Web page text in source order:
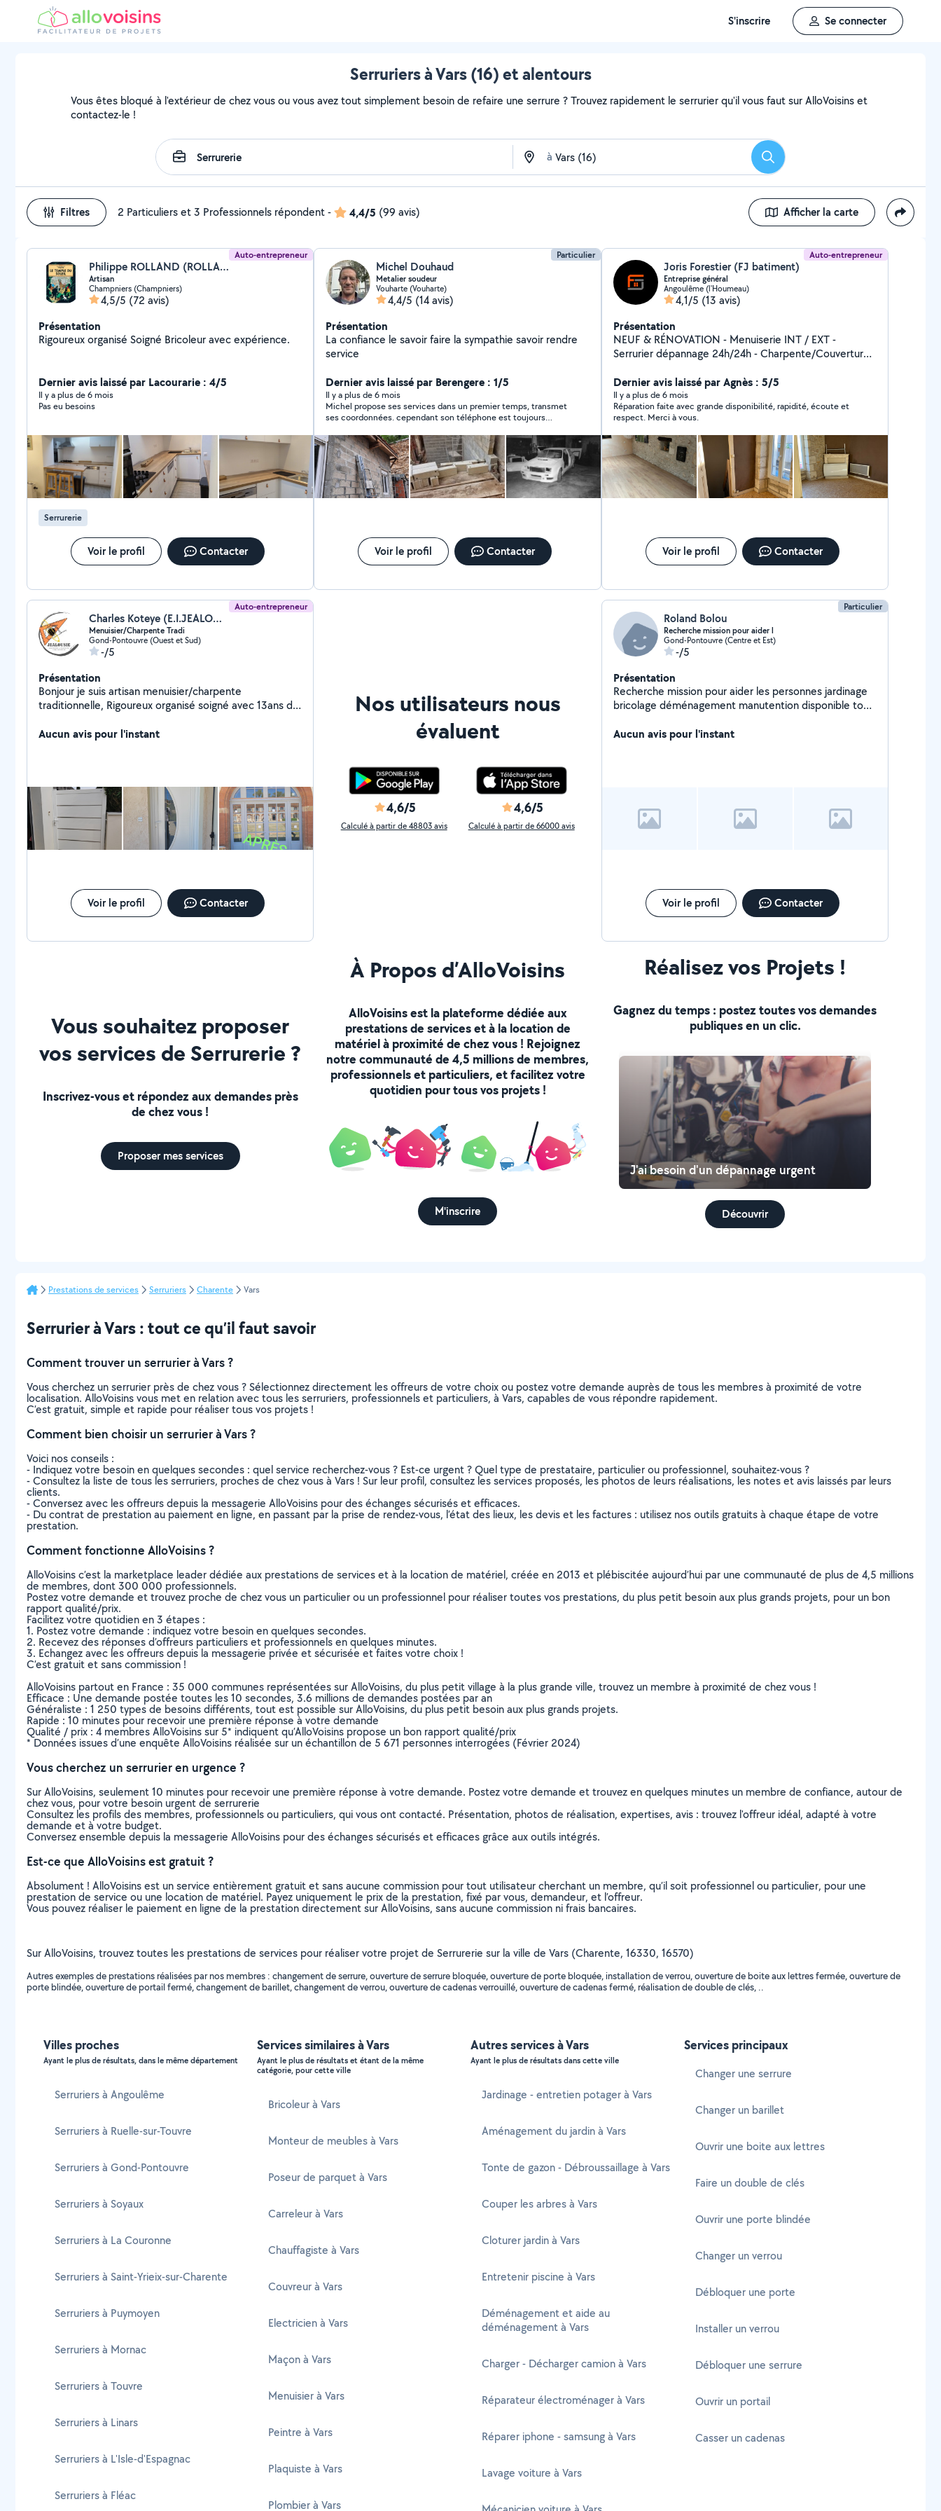
S'inscrire Se connecter
Serruriers à Vars (16) et alentours
Vous êtes bloqué à l'extérieur de chez vous ou vous avez tout simplement besoin de refaire une serrure ? Trouvez rapidement le serrurier qu'il vous faut sur AlloVoisins et
contactez-le !
à Rechercher
Filtres 2 Particuliers et 3 Professionnels répondent- 4,4/5 (99 avis) Afficher la carte
Auto-entrepreneur
Philippe ROLLAND (ROLLAND & CO MULTI SERVICES)
Artisan
Champniers (Champniers)
4,5/5 (72 avis)
Présentation
Rigoureux organisé Soigné Bricoleur avec expérience.
Dernier avis laissé par Lacourarie : 4/5
Il y a plus de 6 mois
Pas eu besoins
Serrurerie
Voir le profil Contacter
Particulier
Michel Douhaud
Metalier soudeur
Vouharte (Vouharte)
4,4/5 (14 avis)
Présentation
La confiance le savoir faire la sympathie savoir rendre
service
Dernier avis laissé par Berengere : 1/5
Il y a plus de 6 mois
Michel propose ses services dans un premier temps, transmet
ses coordonnées. cependant son téléphone est toujours
vivre et de respect ! bravo
Voir le profil Contacter
Auto-entrepreneur
Joris Forestier (FJ batiment)
Entreprise général
Angoulême (l'Houmeau)
4,1/5 (13 avis)
Présentation
NEUF & RÉNOVATION - Menuiserie INT / EXT -
Serrurier dépannage 24h/24h - Charpente/Couverture -
Dernier avis laissé par Agnès : 5/5
Il y a plus de 6 mois
Réparation faite avec grande disponibilité, rapidité, écoute et
respect. Merci à vous.
Voir le profil Contacter
Auto-entrepreneur
Charles Koteye (E.I.JEALOUSIE MENUISIER/CHARPENTE TRADI)
Menuisier/Charpente Tradi
Gond-Pontouvre (Ouest et Sud)
-/5
Présentation
Bonjour je suis artisan menuisier/charpente
traditionnelle, Rigoureux organisé soigné avec 13ans de
en Menuisiers, Charpente/Pose des Fenêtre/Ported
Aucun avis pour l'instant
Voir le profil Contacter
Nos utilisateurs nous
évaluent
4,6/5
Calculé à partir de 48803 avis
4,6/5
Calculé à partir de 66000 avis
Particulier
Roland Bolou
Recherche mission pour aider l
Gond-Pontouvre (Centre et Est)
-/5
Présentation
Recherche mission pour aider les personnes jardinage
bricolage déménagement manutention disponible tous
Aucun avis pour l'instant
Voir le profil Contacter
Vous souhaitez proposer
vos services de Serrurerie ?
Inscrivez-vous et répondez aux demandes près
de chez vous !
Proposer mes services
À Propos d’AlloVoisins
AlloVoisins est la plateforme dédiée aux
prestations de services et à la location de
matériel à proximité de chez vous ! Rejoignez
notre communauté de 4,5 millions de membres,
professionnels et particuliers, et facilitez votre
quotidien pour tous vos projets !
M'inscrire
Réalisez vos Projets !
Gagnez du temps : postez toutes vos demandes
publiques en un clic.
J'ai besoin d'un dépannage urgent
Découvrir
Prestations de services Serruriers Charente Vars
Serrurier à Vars : tout ce qu’il faut savoir
Comment trouver un serrurier à Vars ?
Vous cherchez un serrurier près de chez vous ? Sélectionnez directement les offreurs de votre choix ou postez votre demande auprès de tous les membres à proximité de votre
localisation. AlloVoisins vous met en relation avec tous les serruriers, professionnels et particuliers, à Vars, capables de vous répondre rapidement.
C’est gratuit, simple et rapide pour réaliser tous vos projets !
Comment bien choisir un serrurier à Vars ?
Voici nos conseils :
- Indiquez votre besoin en quelques secondes : quel service recherchez-vous ? Est-ce urgent ? Quel type de prestataire, particulier ou professionnel, souhaitez-vous ?
- Consultez la liste de tous les serruriers, proches de chez vous à Vars ! Sur leur profil, consultez les services proposés, les photos de leurs réalisations, les notes et avis laissés par leurs
clients.
- Conversez avec les offreurs depuis la messagerie AlloVoisins pour des échanges sécurisés et efficaces.
- Du contrat de prestation au paiement en ligne, en passant par la prise de rendez-vous, l’état des lieux, les devis et les factures : utilisez nos outils gratuits à chaque étape de votre
prestation.
Comment fonctionne AlloVoisins ?
AlloVoisins c’est la marketplace leader dédiée aux prestations de services et à la location de matériel, créée en 2013 et plébiscitée aujourd’hui par une communauté de plus de 4,5 millions
de membres, dont 300 000 professionnels.
Postez votre demande et trouvez proche de chez vous un particulier ou un professionnel pour réaliser toutes vos prestations, du plus petit besoin aux plus grands projets, pour un bon
rapport qualité/prix.
Facilitez votre quotidien en 3 étapes :
1. Postez votre demande : indiquez votre besoin en quelques secondes.
2. Recevez des réponses d’offreurs particuliers et professionnels en quelques minutes.
3. Echangez avec les offreurs depuis la messagerie privée et sécurisée et faites votre choix !
C’est gratuit et sans commission !
AlloVoisins partout en France : 35 000 communes représentées sur AlloVoisins, du plus petit village à la plus grande ville, trouvez un membre à proximité de chez vous !
Efficace : Une demande postée toutes les 10 secondes, 3.6 millions de demandes postées par an
Généraliste : 1 250 types de besoins différents, tout est possible sur AlloVoisins, du plus petit besoin aux plus grands projets.
Rapide : 10 minutes pour recevoir une première réponse à votre demande
Qualité / prix : 4 membres AlloVoisins sur 5* indiquent qu’AlloVoisins propose un bon rapport qualité/prix
* Données issues d’une enquête AlloVoisins réalisée sur un échantillon de 5 671 personnes interrogées (Février 2024)
Vous cherchez un serrurier en urgence ?
Sur AlloVoisins, seulement 10 minutes pour recevoir une première réponse à votre demande. Postez votre demande et trouvez en quelques minutes un membre de confiance, autour de
chez vous, pour votre besoin urgent de serrurerie
Consultez les profils des membres, professionnels ou particuliers, qui vous ont contacté. Présentation, photos de réalisation, expertises, avis : trouvez l'offreur idéal, adapté à votre
demande et à votre budget.
Conversez ensemble depuis la messagerie AlloVoisins pour des échanges sécurisés et efficaces grâce aux outils intégrés.
Est-ce que AlloVoisins est gratuit ?
Absolument ! AlloVoisins est un service entièrement gratuit et sans aucune commission pour tout utilisateur cherchant un membre, qu’il soit professionnel ou particulier, pour une
prestation de service ou une location de matériel. Payez uniquement le prix de la prestation, fixé par vous, demandeur, et l’offreur.
Vous pouvez réaliser le paiement en ligne de la prestation directement sur AlloVoisins, sans aucune commission ni frais bancaires.
Sur AlloVoisins, trouvez toutes les prestations de services pour réaliser votre projet de Serrurerie sur la ville de Vars (Charente, 16330, 16570)
Autres exemples de prestations réalisées par nos membres : changement de serrure, ouverture de serrure bloquée, ouverture de porte bloquée, installation de verrou, ouverture de boite aux lettres fermée, ouverture de
porte blindée, ouverture de portail fermé, changement de barillet, changement de verrou, ouverture de cadenas verrouillé, ouverture de cadenas fermé, réalisation de double de clés, ..
Villes proches
Ayant le plus de résultats, dans le même département
Serruriers à Angoulême
Serruriers à Ruelle-sur-Touvre
Serruriers à Gond-Pontouvre
Serruriers à Soyaux
Serruriers à La Couronne
Serruriers à Saint-Yrieix-sur-Charente
Serruriers à Puymoyen
Serruriers à Mornac
Serruriers à Touvre
Serruriers à Linars
Serruriers à L'Isle-d'Espagnac
Serruriers à Fléac
Services similaires à Vars
Ayant le plus de résultats et étant de la même
catégorie, pour cette ville
Bricoleur à Vars
Monteur de meubles à Vars
Poseur de parquet à Vars
Carreleur à Vars
Chauffagiste à Vars
Couvreur à Vars
Electricien à Vars
Maçon à Vars
Menuisier à Vars
Peintre à Vars
Plaquiste à Vars
Plombier à Vars
Autres services à Vars
Ayant le plus de résultats dans cette ville
Jardinage - entretien potager à Vars
Aménagement du jardin à Vars
Tonte de gazon - Débroussaillage à Vars
Couper les arbres à Vars
Cloturer jardin à Vars
Entretenir piscine à Vars
Déménagement et aide au
déménagement à Vars
Charger - Décharger camion à Vars
Réparateur électroménager à Vars
Réparer iphone - samsung à Vars
Lavage voiture à Vars
Services principaux
Changer une serrure
Changer un barillet
Ouvrir une boite aux lettres
Faire un double de clés
Ouvrir une porte blindée
Changer un verrou
Débloquer une porte
Installer un verrou
Débloquer une serrure
Ouvrir un portail
Casser un cadenas